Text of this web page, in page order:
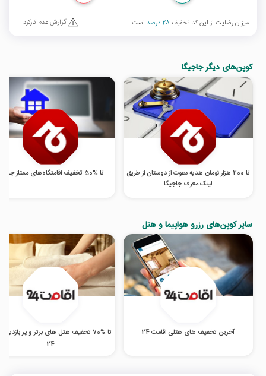
میزان رضایت از این کد تخفیف 28 درصد است گزارش عدم کارکرد
کوپن‌های دیگر جاجیگا
تا 200 هزار تومان هدیه دعوت از دوستان از طریق
لینک معرف جاجیگا
تا %50 تخفیف اقامتگاه‌های ممتاز جاجیگا
سایر کوپن‌های رزرو هواپیما و هتل
آخرین تخفیف های هتلی اقامت 24
تا %70 تخفیف هتل‌ های برتر و پر بازدید
24